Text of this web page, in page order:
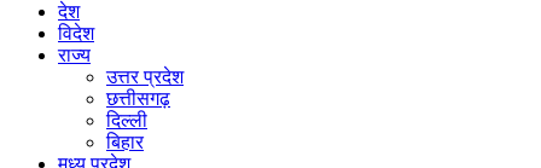
देश
विदेश
राज्य
उत्तर प्रदेश
छत्तीसगढ़
दिल्ली
बिहार